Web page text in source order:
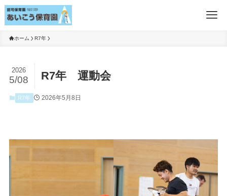
ホーム R7年
R7年 運動会
2026
5/08
R7年 2026年5月8日